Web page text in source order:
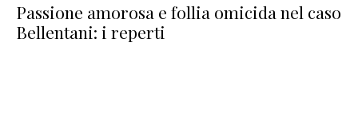
Passione amorosa e follia omicida nel caso
Bellentani: i reperti